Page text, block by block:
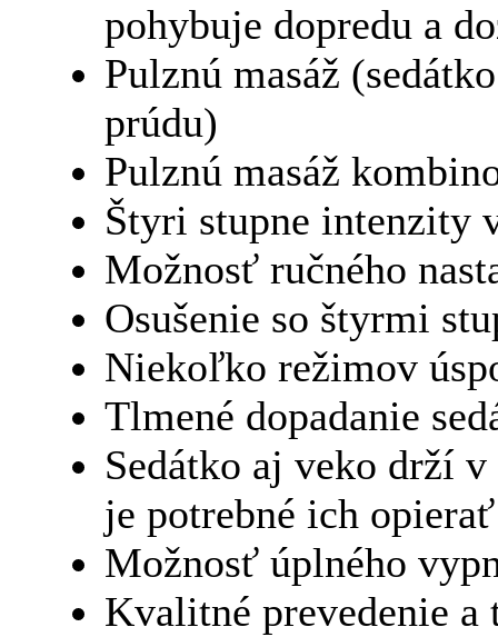
pohybuje dopredu a
Pulznú masáž
prúdu)
Pulznú masáž
Štyri stupne intenzity
Možnosť ručného
Osušenie so štyrmi
Niekoľko režimov
Tlmené dopadanie
Sedátko aj veko drží
je potrebné ich
Možnosť úplného
Kvalitné prevedenie a